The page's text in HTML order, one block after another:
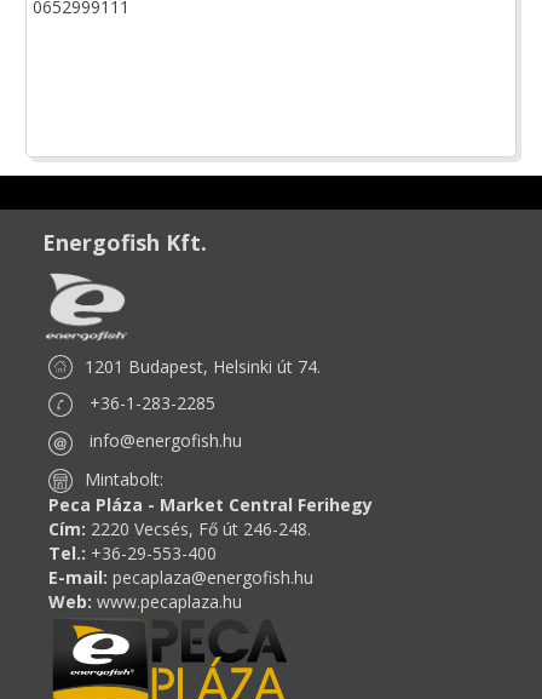
0652999111
Energofish Kft.
1201 Budapest, Helsinki út 74.
+36-1-283-2285
info@energofish.hu
Mintabolt:
Peca Pláza - Market Central Ferihegy
Cím: 2220 Vecsés, Fő út 246-248.
Tel.: +36-29-553-400
E-mail: pecaplaza@energofish.hu
Web: www.pecaplaza.hu